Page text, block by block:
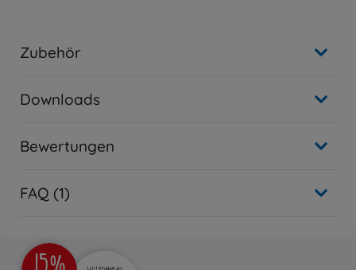
Zubehör
Downloads
Bewertungen
FAQ (1)